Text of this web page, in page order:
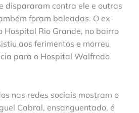
dispararam contra ele e outras
foram baleadas. O ex-
Hospital Rio Grande, no bairro
aos ferimentos e morreu
para o Hospital Walfredo
nas redes sociais mostram o
Cabral, ensanguentado, é